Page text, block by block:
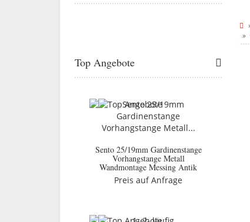
Top Angebote
Sento 25/19mm Gardinenstange
Vorhangstange Metall
Wandmontage Messing Antik
Preis auf Anfrage